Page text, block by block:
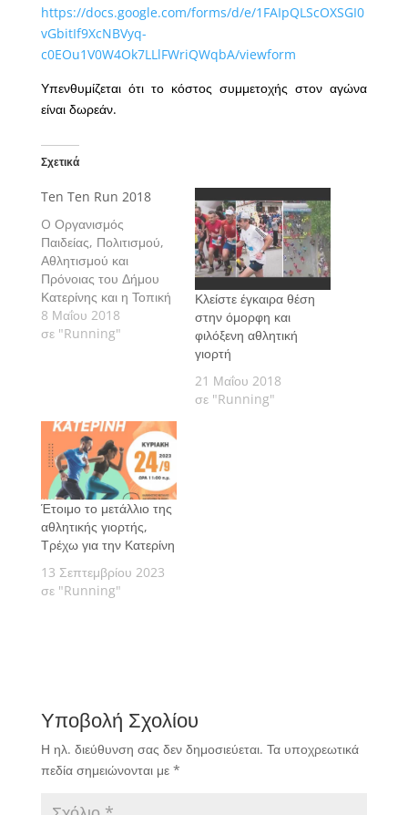
https://docs.google.com/forms/d/e/1FAIpQLScOXSGI0
vGbitIf9XcNBVyq-
c0EOu1V0W4Ok7LLlFWriQWqbA/viewform
Υπενθυμίζεται ότι το κόστος συμμετοχής στον αγώνα
είναι δωρεάν.
Σχετικά
Ten Ten Run 2018
O Οργανισμός
Παιδείας, Πολιτισμού,
Αθλητισμού και
Πρόνοιας του Δήμου
Κατερίνης και η Τοπική
Κοινότητα
Μοσχοχωρίου
επωνυμία Ten - Τen
Run, καθώς και παιδικό
αγώνα ενός
χιλιομέτρου, στο
Μοσχοχώρι του Δήμου
Κατερίνης.
8 Μαΐου 2018
σε "Running"
Κλείστε έγκαιρα θέση
στην όμορφη και
φιλόξενη αθλητική
γιορτή
21 Μαΐου 2018
σε "Running"
Έτοιμο το μετάλλιο της
αθλητικής γιορτής,
Τρέχω για την Κατερίνη
13 Σεπτεμβρίου 2023
σε "Running"
Υποβολή Σχολίου
Η ηλ. διεύθυνση σας δεν δημοσιεύεται. Τα υποχρεωτικά
πεδία σημειώνονται με *